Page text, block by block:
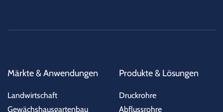
Märkte & Anwendungen
Landwirtschaft
Gewächshausgartenbau
Produkte & Lösungen
Druckrohre
Abflussrohre